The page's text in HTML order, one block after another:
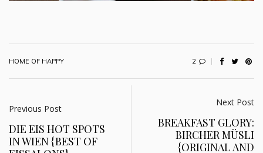
HOME OF HAPPY 2
Previous Post
DIE EIS HOT SPOTS
IN WIEN {BEST OF
Next Post
BREAKFAST GLORY:
BIRCHER MÜSLI
{ORIGINAL AND